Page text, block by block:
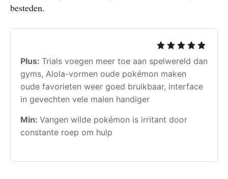
besteden.
Plus: Trials voegen meer toe aan spelwereld dan
gyms, Alola-vormen oude pokémon maken
oude favorieten weer goed bruikbaar, interface
in gevechten vele malen handiger
Min: Vangen wilde pokémon is irritant door
constante roep om hulp